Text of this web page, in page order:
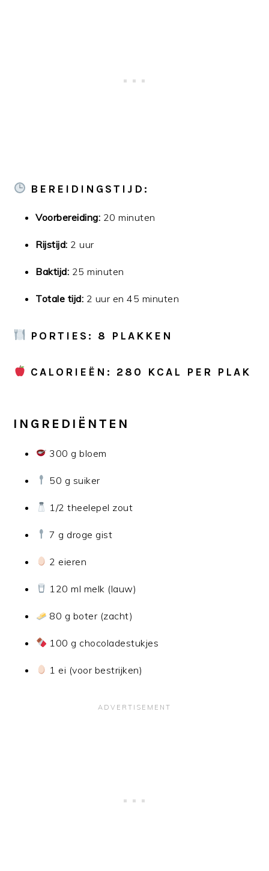
BEREIDINGSTIJD:
Voorbereiding: 20 minuten
Rijstijd: 2 uur
Baktijd: 25 minuten
Totale tijd: 2 uur en 45 minuten
PORTIES: 8 PLAKKEN
CALORIEËN: 280 KCAL PER PLAK
INGREDIËNTEN
300 g bloem
50 g suiker
1/2 theelepel zout
7 g droge gist
2 eieren
120 ml melk (lauw)
80 g boter (zacht)
100 g chocoladestukjes
1 ei (voor bestrijken)